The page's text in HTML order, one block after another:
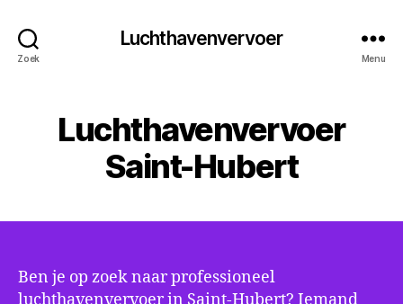
Zoek
Luchthavenvervoer
Menu
Luchthavenvervoer
Saint-Hubert
Ben je op zoek naar professioneel